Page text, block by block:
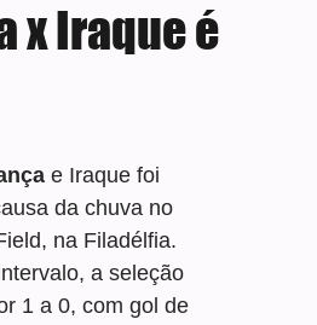
x Iraque é
e Iraque foi
da chuva no
na Filadélfia.
a seleção
1 a 0, com gol de